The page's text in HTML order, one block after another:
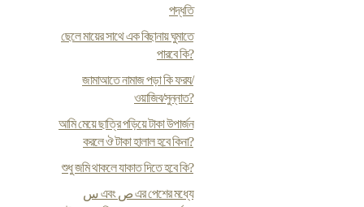
পদ্ধতি
ছেলে মায়ের সাথে এক বিছানায় ঘুমাতে
পারবে কি?
জামাআতে নামাজ পড়া কি ফরয/
ওয়াজিব/সুন্নাত?
আমি মেয়ে ছাত্রি পড়িয়ে টাকা উপার্জন
করলে ঔ টাকা হালাল হবে কিনা?
শুধু জমি থাকলে যাকাত দিতে হবে কি?
س এবং ص এর পেশের মধ্যে